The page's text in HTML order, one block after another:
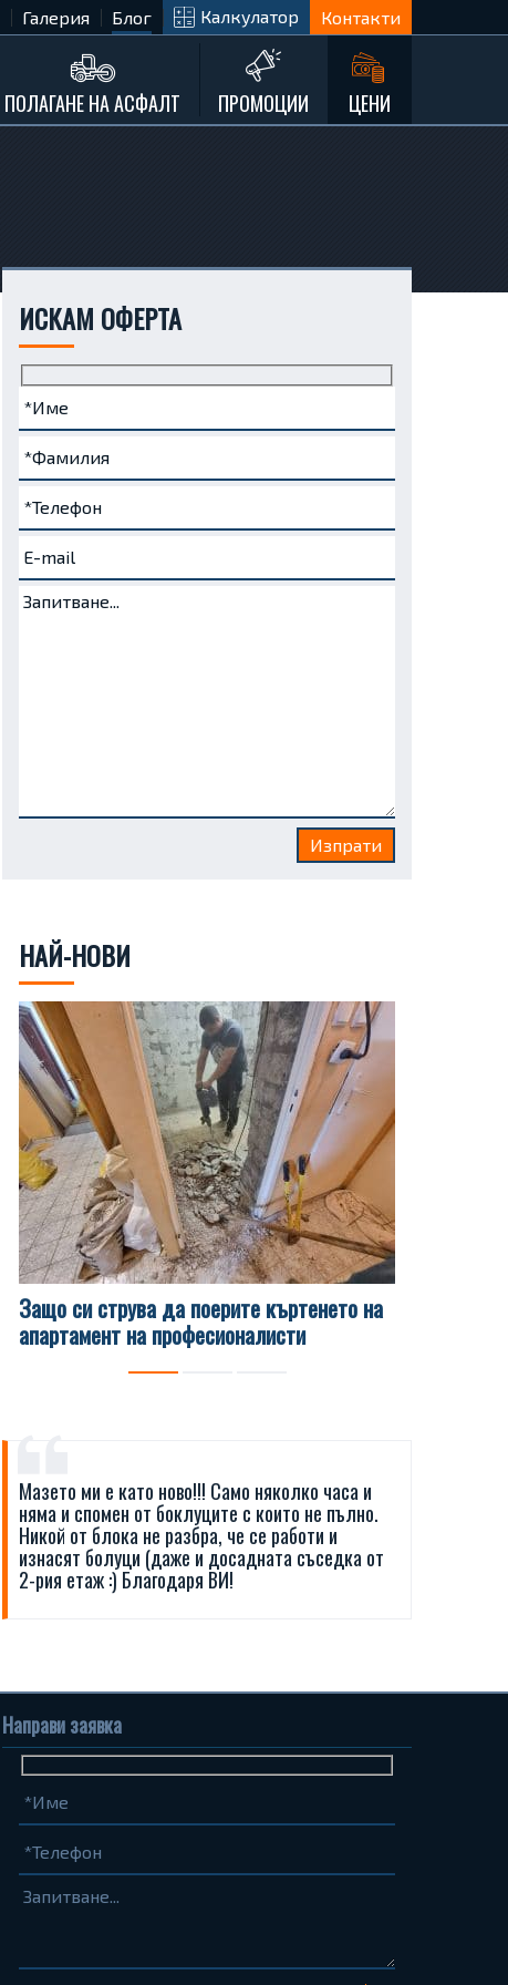
Галерия Блог Калкулатор Контакти
ПОЛАГАНЕ НА АСФАЛТ ПРОМОЦИИ ЦЕНИ
ИСКАМ ОФЕРТА
Име
(задължително)
Фамилия
(задължително)
Телефон
(задължително)
e-
mail
Запитване...
НАЙ-НОВИ
Защо си струва да поерите къртенето на
апартамент на професионалисти
Мазето ми е като ново!!! Само няколко часа и
няма и спомен от боклуците с които не пълно.
Никой от блока не разбра, че се работи и
изнасят болуци (даже и досадната съседка от
2-рия етаж :) Благодаря ВИ!
Направи заявка
Име
(задължително)
Телефон
(задължително)
Запитване...